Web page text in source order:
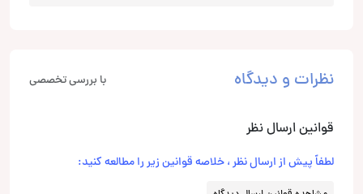
نظرات و دیدگاه با بررسی تخصصی
قوانین ارسال نظر
لطفاً پیش از ارسال نظر ، خلاصه قوانین زیر را مطالعه کنید: